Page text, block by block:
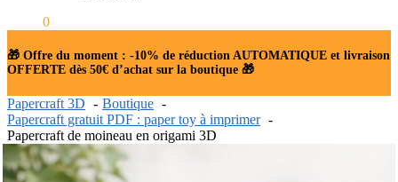
0
🎁 Offre du moment : -10% de réduction AUTOMATIQUE et livraison
OFFERTE dès 50€ d’achat sur la boutique 🎁
Papercraft 3D
Boutique
Papercraft gratuit PDF : paper toy à imprimer
Papercraft de moineau en origami 3D